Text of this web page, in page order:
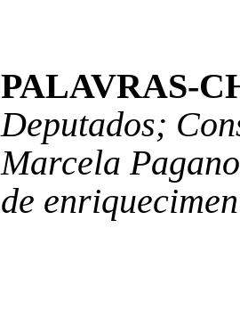
PALAVRAS-
Deputados;
Marcela
de